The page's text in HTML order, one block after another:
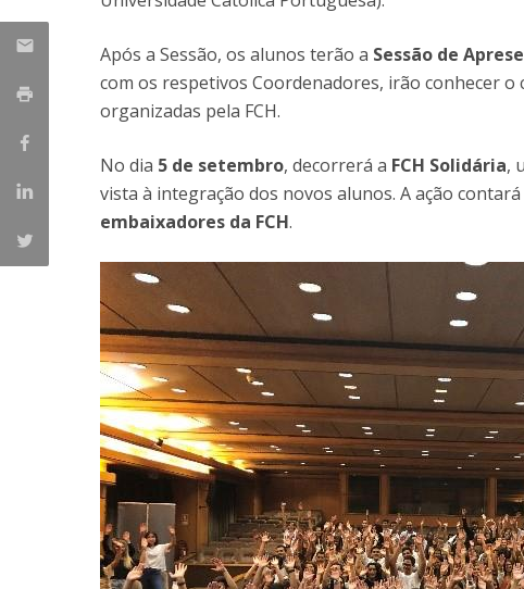
Católica Research Centre for Psychological, Family and
Social Wellbeing
Após a Sessão, os alunos terão a Sessão de
com os respetivos Coordenadores, irão conhecer o
organizadas pela FCH.
No dia 5 de setembro, decorrerá a FCH Solidária,
vista à integração dos novos alunos. A ação
embaixadores da FCH.